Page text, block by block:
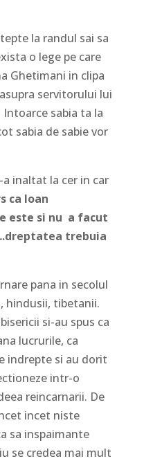
la randul sai sa
o lege pe care
Ghetimani in clipa
servitorului lui
sabia ta la
sabia de sabie vor
inaltat la cer in car
ca Ioan
este si nu a facut
trebuia
pana in secolul
hindusii, tibetanii.
si-au spus ca
lucrurile, ca
indrepte si au dorit
intr-o
reincarnarii. De
incet niste
sa inspaimante
se credea mai mult